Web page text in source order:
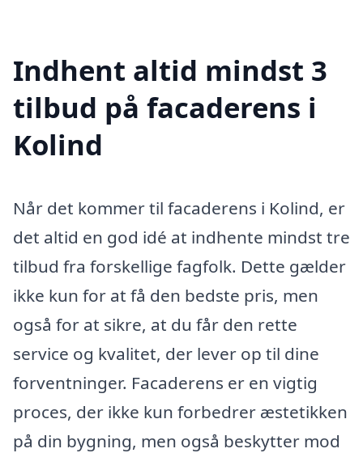
Indhent altid mindst 3
tilbud på facaderens i
Kolind
Når det kommer til facaderens i Kolind, er
det altid en god idé at indhente mindst tre
tilbud fra forskellige fagfolk. Dette gælder
ikke kun for at få den bedste pris, men
også for at sikre, at du får den rette
service og kvalitet, der lever op til dine
forventninger. Facaderens er en vigtig
proces, der ikke kun forbedrer æstetikken
på din bygning, men også beskytter mod